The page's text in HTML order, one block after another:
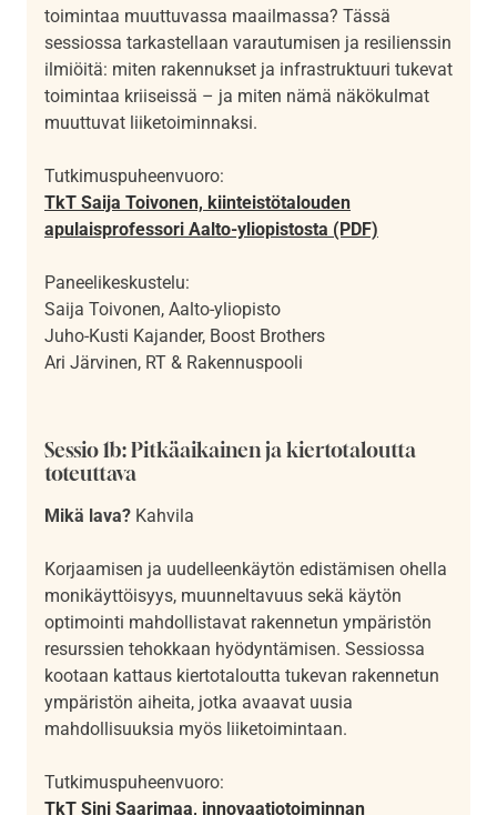
toimintaa muuttuvassa maailmassa? Tässä
sessiossa tarkastellaan varautumisen ja resilienssin
ilmiöitä: miten rakennukset ja infrastruktuuri tukevat
toimintaa kriiseissä – ja miten nämä näkökulmat
muuttuvat liiketoiminnaksi.
Tutkimuspuheenvuoro:
TkT Saija Toivonen, kiinteistötalouden
apulaisprofessori Aalto-yliopistosta (PDF)
Paneelikeskustelu:
Saija Toivonen, Aalto-yliopisto
Juho-Kusti Kajander, Boost Brothers
Ari Järvinen, RT & Rakennuspooli
Sessio 1b: Pitkäaikainen ja kiertotaloutta
toteuttava
Mikä lava? Kahvila
Korjaamisen ja uudelleenkäytön edistämisen ohella
monikäyttöisyys, muunneltavuus sekä käytön
optimointi mahdollistavat rakennetun ympäristön
resurssien tehokkaan hyödyntämisen. Sessiossa
kootaan kattaus kiertotaloutta tukevan rakennetun
ympäristön aiheita, jotka avaavat uusia
mahdollisuuksia myös liiketoimintaan.
Tutkimuspuheenvuoro:
TkT Sini Saarimaa, innovaatiotoiminnan